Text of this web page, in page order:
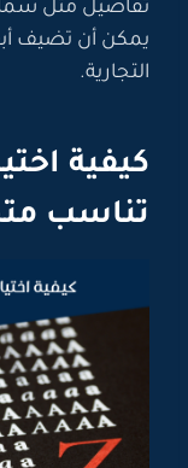
تفاصيل مثل سمك
يمكن أن تضيف
التجارية.
كيفية
تناسب